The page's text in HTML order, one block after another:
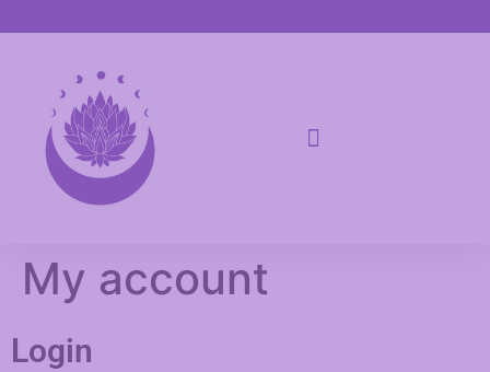
My account
Login